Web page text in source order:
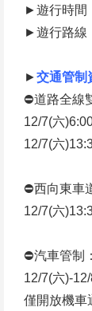
►遊行時間
►遊行路線
►交通管制
⛔️道路全線
12/7(六
12/7(六
⛔️西向東車
12/7(六
⛔️汽車管制
12/7(六)-
僅開放機車